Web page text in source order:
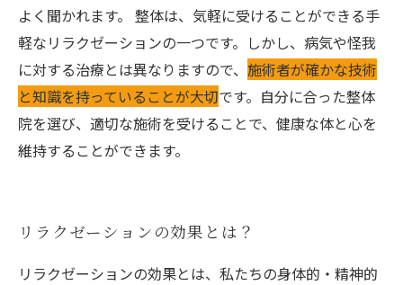
よく聞かれます。 整体は、気軽に受けることができる手
軽なリラクゼーションの一つです。しかし、病気や怪我
に対する治療とは異なりますので、 施術者が確かな技術
と知識を持っていることが大切です。自分に合った整体
院を選び、適切な施術を受けることで、健康な体と心を
維持することができます。
リラクゼーションの効果とは？
リラクゼーションの効果とは、私たちの身体的・精神的